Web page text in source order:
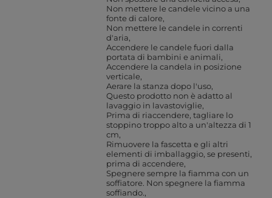
Non mettere le candele vicino a una
fonte di calore
Non mettere le candele in correnti
d'aria
Accendere le candele fuori dalla
portata di bambini e animali
Accendere la candela in posizione
verticale
Aerare la stanza dopo l'uso
Questo prodotto non è adatto al
lavaggio in lavastoviglie
Prima di riaccendere, tagliare lo
stoppino troppo alto a un'altezza di 1
cm
Rimuovere la fascetta e gli altri
elementi di imballaggio, se presenti,
prima di accendere
Spegnere sempre la fiamma con un
soffiatore. Non spegnere la fiamma
soffiando.